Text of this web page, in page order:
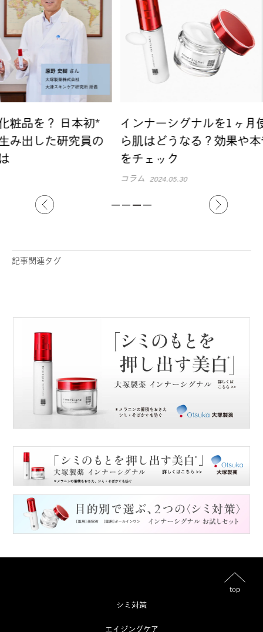
*
の
インナーシグナルを1ヶ月使ってみた
ら肌はどうなる？効果や本音口コミ
年
バ
記事関連タグ
top
シミ対策
エイジングケア